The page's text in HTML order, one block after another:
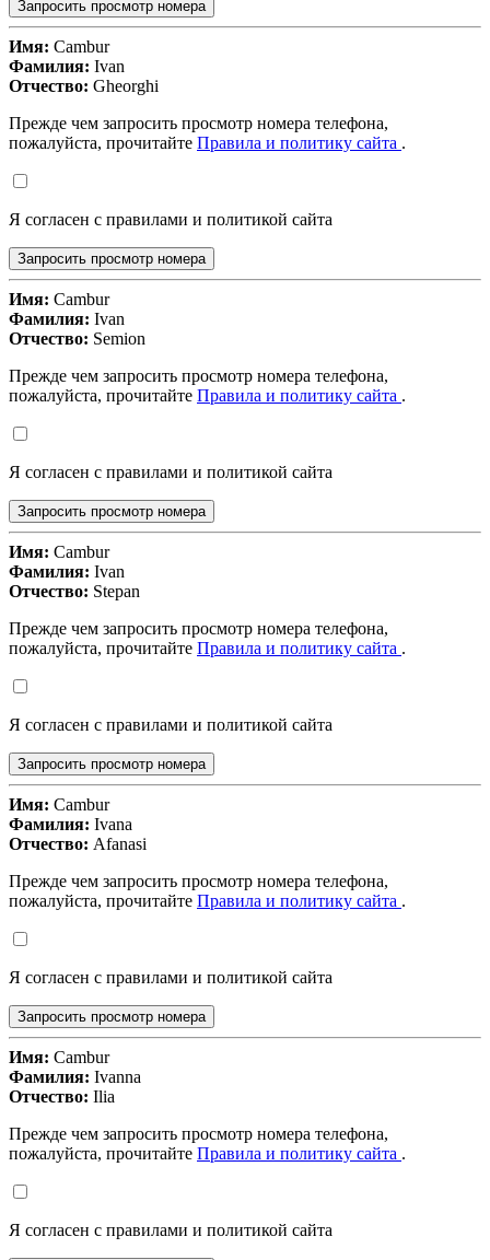
Запросить просмотр номера
Имя: Cambur
Фамилия: Ivan
Отчество: Gheorghi
Прежде чем запросить просмотр номера телефона,
пожалуйста, прочитайте Правила и политику сайта .
Я согласен с правилами и политикой сайта
Запросить просмотр номера
Имя: Cambur
Фамилия: Ivan
Отчество: Semion
Прежде чем запросить просмотр номера телефона,
пожалуйста, прочитайте Правила и политику сайта .
Я согласен с правилами и политикой сайта
Запросить просмотр номера
Имя: Cambur
Фамилия: Ivan
Отчество: Stepan
Прежде чем запросить просмотр номера телефона,
пожалуйста, прочитайте Правила и политику сайта .
Я согласен с правилами и политикой сайта
Запросить просмотр номера
Имя: Cambur
Фамилия: Ivana
Отчество: Afanasi
Прежде чем запросить просмотр номера телефона,
пожалуйста, прочитайте Правила и политику сайта .
Я согласен с правилами и политикой сайта
Запросить просмотр номера
Имя: Cambur
Фамилия: Ivanna
Отчество: Ilia
Прежде чем запросить просмотр номера телефона,
пожалуйста, прочитайте Правила и политику сайта .
Я согласен с правилами и политикой сайта